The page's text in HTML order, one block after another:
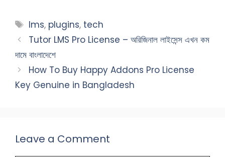
Tags
lms, plugins, tech
Tutor LMS Pro License – অরিজিনাল লাইসেন্স এখন কম
দামে বাংলাদেশে
How To Buy Happy Addons Pro License
Key Genuine in Bangladesh
Leave a Comment